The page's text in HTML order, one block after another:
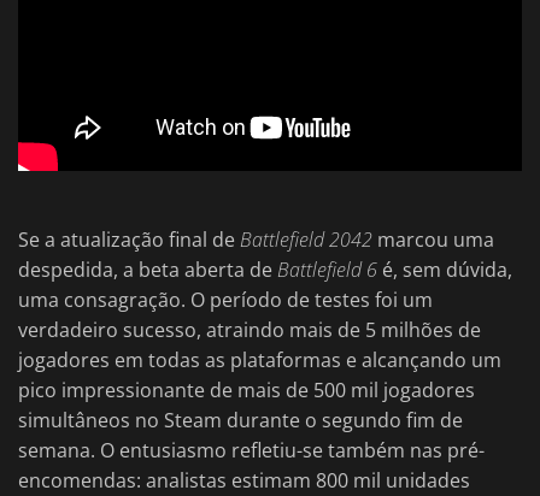
Se a atualização final deBattlefield 2042 marcou uma
despedida, a beta aberta deBattlefield 6 é, sem dúvida,
uma consagração. O período de testes foi um
verdadeiro sucesso, atraindo mais de 5 milhões de
jogadores em todas as plataformas e alcançando um
pico impressionante de mais de 500 mil jogadores
simultâneos no Steam durante o segundo fim de
semana. O entusiasmo refletiu-se também nas pré-
encomendas: analistas estimam 800 mil unidades